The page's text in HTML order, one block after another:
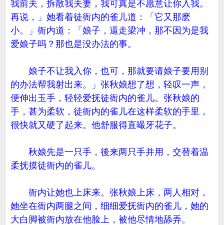
我前夫，拆散我夫妻，我可真是不愿意让你入我。
再说，」她看着徒衙内的雀儿道：「它又那麽
小。」衙内道：「娘子，逼走梁冲，那不因为是我
爱娘子吗？那也是没办法的事。
娘子不让我入你，也可，那就要请娘子要用别
的办法帮我射出来。」张秋娘想了想，轻叹一声，
便伸出玉手，轻轻爱抚徒衙内的雀儿。张秋娘的
手，甚为柔软，徒衙内的雀儿在这样柔软的手里，
很快就又硬了起来。他舒服得直嘬牙花子。
秋娘先是一只手，後来两只手并用，交替着温
柔抚摸徒衙内的雀儿。
衙内让她也上床来。张秋娘上床，两人相对，
她坐在衙内两腿之间，细细爱抚衙内的雀儿，她的
大白脚被衙内放在他脸上，被他尽情地舔弄。